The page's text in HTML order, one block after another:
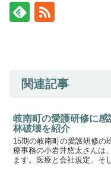
関連記事
岐南町の愛護研修に
林破壊を紹介
15期の岐南町の愛護研修の
療事務の小岩井悠太さんは
ます。医療と会社規定、そ